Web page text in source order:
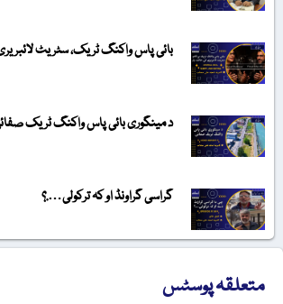
بائی پاس واکنگ ٹریک، سٹریٹ
د مینگوری بائی پاس واکنگ ٹریک
گراسی گراونڈ او کہ ترکولی….؟
متعلقہ پوسٹس